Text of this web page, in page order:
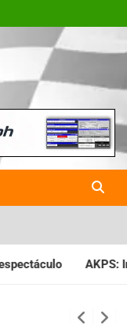
en
IGJ y oficializó el